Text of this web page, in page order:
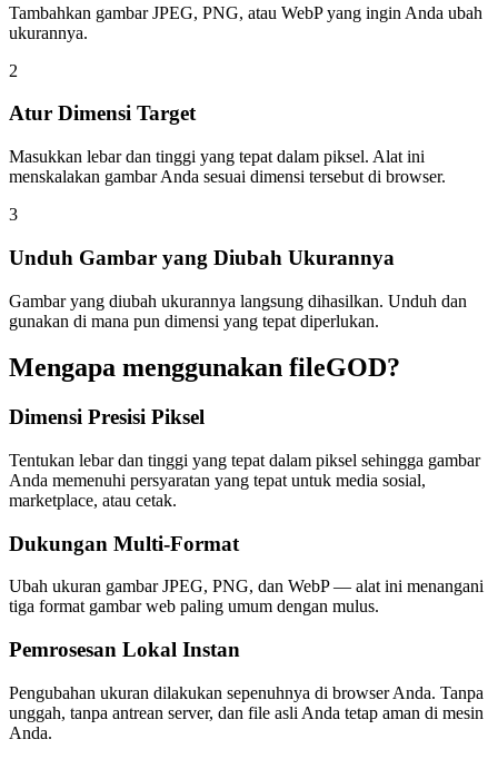
Tambahkan gambar JPEG, PNG, atau WebP yang ingin Anda ubah
ukurannya.
2
Atur Dimensi Target
Masukkan lebar dan tinggi yang tepat dalam piksel. Alat ini
menskalakan gambar Anda sesuai dimensi tersebut di browser.
3
Unduh Gambar yang Diubah Ukurannya
Gambar yang diubah ukurannya langsung dihasilkan. Unduh dan
gunakan di mana pun dimensi yang tepat diperlukan.
Mengapa menggunakan fileGOD?
Dimensi Presisi Piksel
Tentukan lebar dan tinggi yang tepat dalam piksel sehingga gambar
Anda memenuhi persyaratan yang tepat untuk media sosial,
marketplace, atau cetak.
Dukungan Multi-Format
Ubah ukuran gambar JPEG, PNG, dan WebP — alat ini menangani
tiga format gambar web paling umum dengan mulus.
Pemrosesan Lokal Instan
Pengubahan ukuran dilakukan sepenuhnya di browser Anda. Tanpa
unggah, tanpa antrean server, dan file asli Anda tetap aman di mesin
Anda.